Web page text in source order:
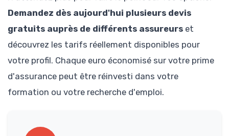
Demandez dès aujourd'hui plusieurs devis
gratuits auprès de différents assureurs et
découvrez les tarifs réellement disponibles pour
votre profil. Chaque euro économisé sur votre prime
d'assurance peut être réinvesti dans votre
formation ou votre recherche d'emploi.